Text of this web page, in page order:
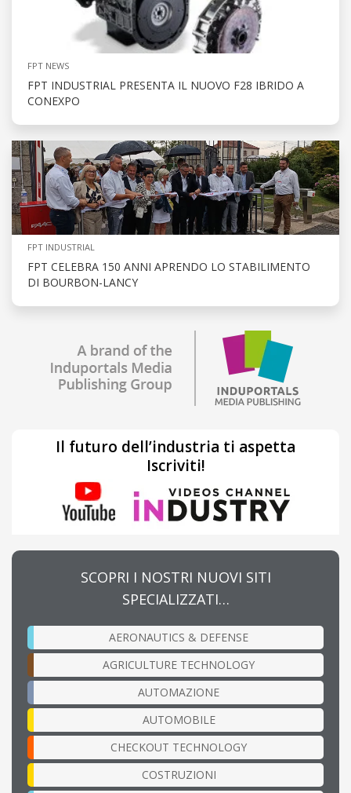
FPT NEWS
FPT INDUSTRIAL PRESENTA IL NUOVO F28 IBRIDO A
CONEXPO
FPT INDUSTRIAL
FPT CELEBRA 150 ANNI APRENDO LO STABILIMENTO
DI BOURBON-LANCY
Il futuro dell’industria ti aspetta
Iscriviti!
SCOPRI I NOSTRI NUOVI SITI
SPECIALIZZATI…
AERONAUTICS & DEFENSE
AGRICULTURE TECHNOLOGY
AUTOMAZIONE
AUTOMOBILE
CHECKOUT TECHNOLOGY
COSTRUZIONI